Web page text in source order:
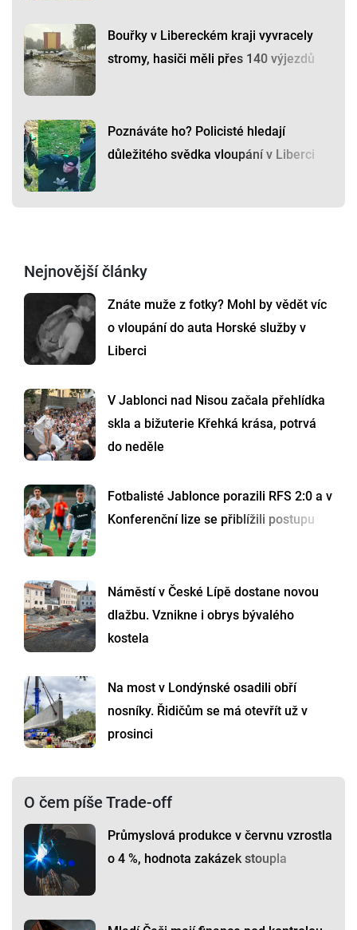
Bouřky v Libereckém kraji vyvracely
stromy, hasiči měli přes 140 výjezdů
Poznáváte ho? Policisté hledají
důležitého svědka vloupání v Liberci
Nejnovější články
Znáte muže z fotky? Mohl by vědět víc
o vloupání do auta Horské služby v
Liberci
V Jablonci nad Nisou začala přehlídka
skla a bižuterie Křehká krása, potrvá
do neděle
Fotbalisté Jablonce porazili RFS 2:0 a v
Konferenční lize se přiblížili postupu
Náměstí v České Lípě dostane novou
dlažbu. Vznikne i obrys bývalého
kostela
Na most v Londýnské osadili obří
nosníky. Řidičům se má otevřít už v
prosinci
O čem píše Trade-off
Průmyslová produkce v červnu vzrostla
o 4 %, hodnota zakázek stoupla